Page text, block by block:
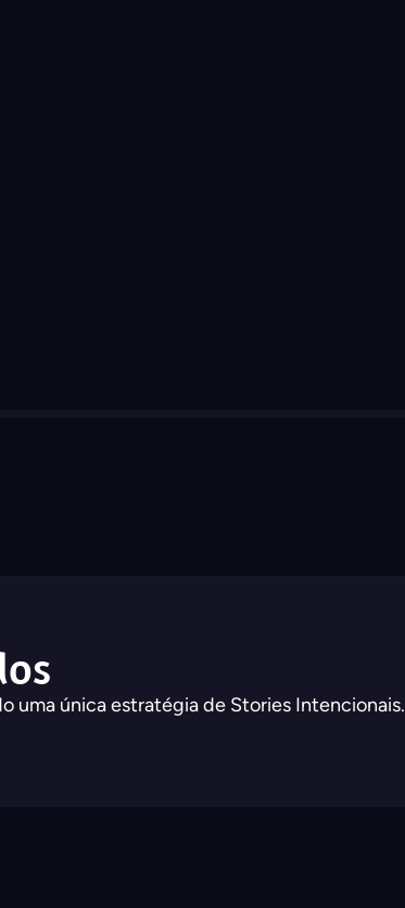
uma única estratégia de Stories Intencionais.